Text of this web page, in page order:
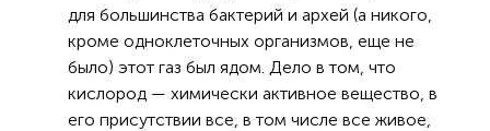
для большинства бактерий и архей (а никого,
кроме одноклеточных организмов, еще не
было) этот газ был ядом. Дело в том, что
кислород — химически активное вещество, в
его присутствии все, в том числе все живое,